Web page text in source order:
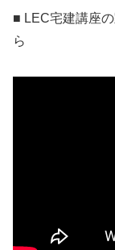
■ LEC宅建講座
ら